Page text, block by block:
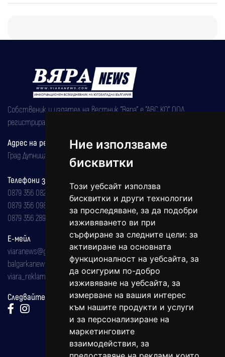
Ние използваме
бисквитки
Този уебсайт използва
бисквитки и други технологии
за проследяване, за да подобри
изживяването ви при
сърфиране за следните цели: за
активиране на основната
функционалност на уебсайта, за
да осигурим по-добро
изживяване на уебсайта, за
измерване на вашия интерес
към нашите продукти и услуги
и за персонализиране на
маркетинговите
взаимодействия, за
Собственик и издател на вестник "Вяра" е "АВС КО" ООД,
регистрирана на 08.05.2002 година.
Адрес на редакцията
Град Дупница, ул.''Христо Ботев" 43
Телефони за реклама и абонаменти
0879 356 082
0879 356 098
0879 356 289
Е-мейл
viaranews@gmail.com
balgarkanews@gmail.com
viara_reklama@mail.bg
Следвайте ни: